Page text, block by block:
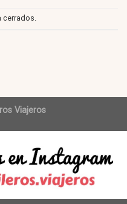
cerrados.
Viajeros